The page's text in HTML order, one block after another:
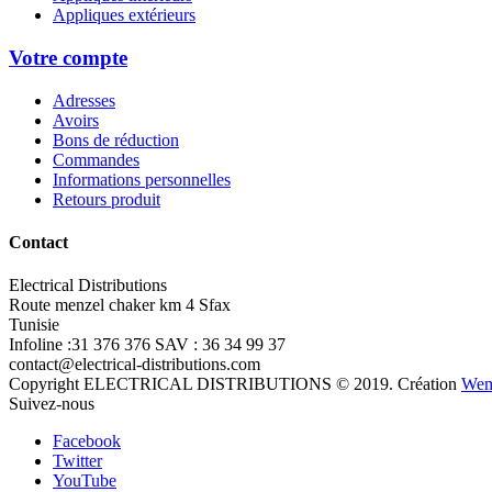
Appliques extérieurs
Votre compte
Adresses
Avoirs
Bons de réduction
Commandes
Informations personnelles
Retours produit
Contact
Electrical Distributions
Route menzel chaker km 4 Sfax
Tunisie
Infoline :31 376 376 SAV : 36 34 99 37
contact@electrical-distributions.com
Copyright ELECTRICAL DISTRIBUTIONS © 2019. Création
Suivez-nous
Facebook
Twitter
YouTube